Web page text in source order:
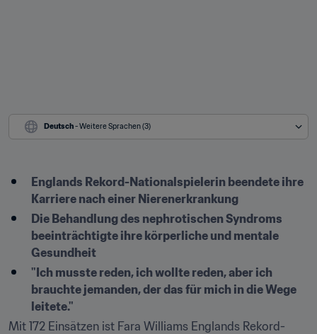
Deutsch - Weitere Sprachen (3)
Englands Rekord-Nationalspielerin beendete ihre
Karriere nach einer Nierenerkrankung
Die Behandlung des nephrotischen Syndroms
beeinträchtigte ihre körperliche und mentale
Gesundheit
"Ich musste reden, ich wollte reden, aber ich
brauchte jemanden, der das für mich in die Wege
leitete."
Mit 172 Einsätzen ist Fara Williams Englands Rekord-